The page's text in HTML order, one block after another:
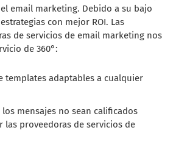
email marketing. Debido a su bajo
con mejor ROI. Las
de servicios de email marketing nos
de 360°:
templates adaptables a cualquier
mensajes no sean calificados
las proveedoras de servicios de